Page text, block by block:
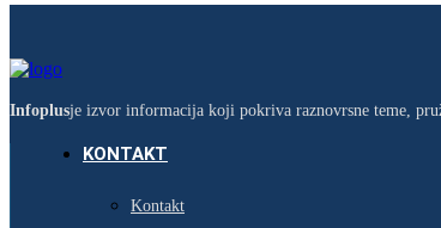
Infoplusje izvor informacija koji pokriva raznovrsne teme,
KONTAKT
Kontakt